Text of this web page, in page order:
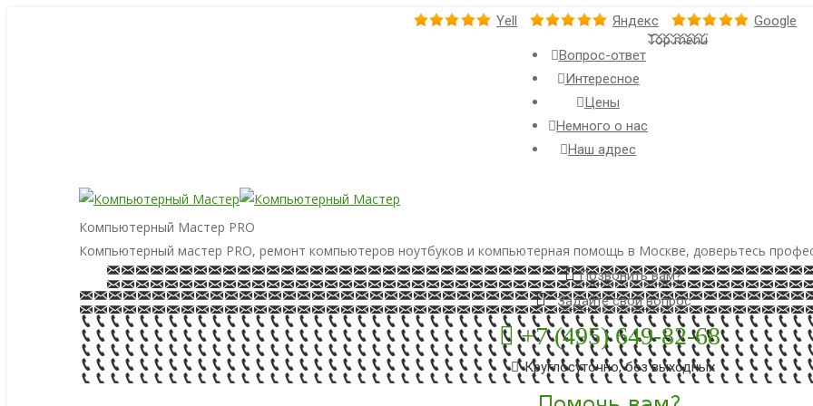
Yell Яндекс Google
Вопрос-ответ
Интересное
Цены
Немного о нас
Наш адрес
Top menu
Компьютерный Мастер PRO
Компьютерный мастер PRO, ремонт компьютеров ноутбуков и компьютерная помощь в Москве, доверьтесь
Позвонить вам?
Задайте свой вопрос
+7 (495) 649-82-68
Круглосуточно, без выходных